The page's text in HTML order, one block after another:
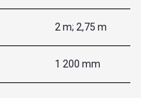
2 m; 2,75 m
1 200 mm